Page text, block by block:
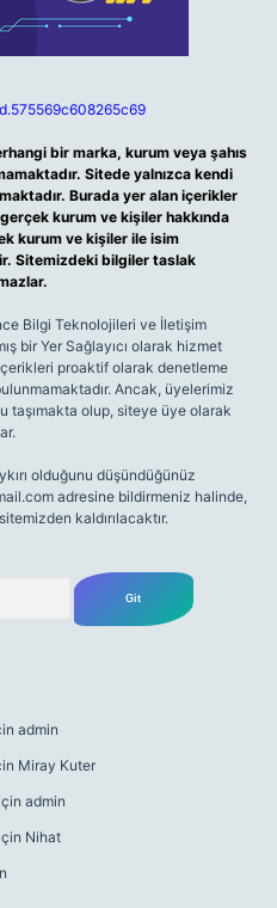
bir marka, kurum veya şahıs
Sitede yalnızca kendi
Burada yer alan içerikler
kurum ve kişiler hakkında
kurum ve kişiler ile isim
Sitemizdeki bilgiler taslak
Bilgi Teknolojileri ve İletişim
bir Yer Sağlayıcı olarak hizmet
proaktif olarak denetleme
Ancak, üyelerimiz
taşımakta olup, siteye üye olarak
olduğunu düşündüğünüz
adresine bildirmeniz halinde,
kaldırılacaktır.
admin
Miray Kuter
admin
Nihat